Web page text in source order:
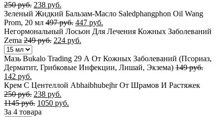
250руб. 238 руб.
Зеленый Жидкий Бальзам-Масло Saledphangphon Oil Wang
Prom, 20 мл 497руб. 447 руб.
Негормональный Лосьон Для Лечения Кожных Заболеваний
Zema 249руб. 224 руб.
Мазь Bukalo Trading 29 А От Кожных Заболеваний (Псориаз,
Дерматит, Грибковые Инфекции, Лишай, Экзема) 149руб.
142 руб.
Крем С Центеллой Abhaibhubejhr От Шрамов И Растяжек
250руб. 238 руб.
1145руб. 1050 руб.
За 4 товара